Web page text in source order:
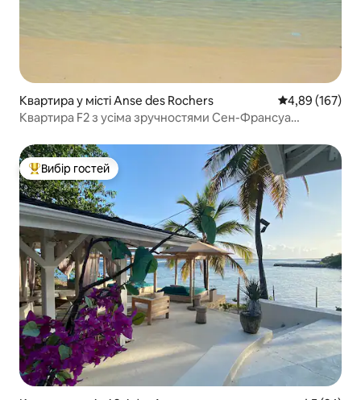
Квартира у місті Anse des Rochers Середня
4,89 (167)
Квартира F2 з усіма зручностями Сен-Франсуа
Топ вибір гостей
Вибір гостей